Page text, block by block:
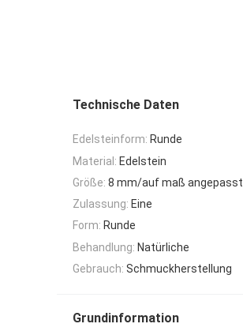
Technische Daten
Edelsteinform: Runde
Material: Edelstein
Größe: 8 mm/auf maß angepasst
Zulassung: Eine
Form: Runde
Behandlung: Natürliche
Gebrauch: Schmuckherstellung
Grundinformation